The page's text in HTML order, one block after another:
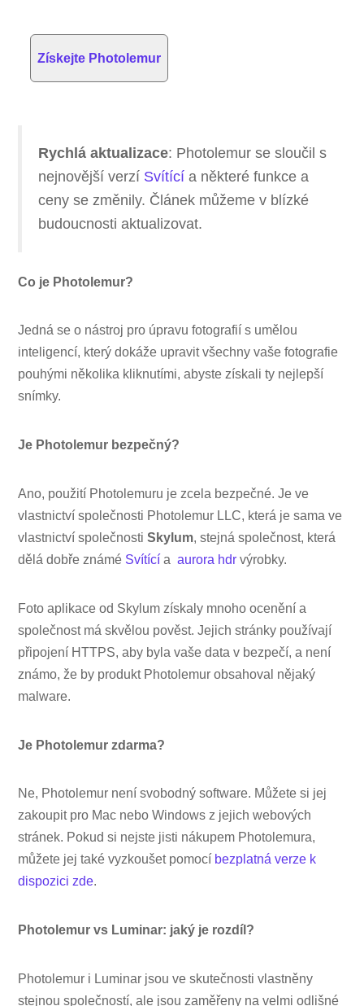
Získejte Photolemur
Rychlá aktualizace: Photolemur se sloučil s
nejnovější verzí Svítící a některé funkce a
ceny se změnily. Článek můžeme v blízké
budoucnosti aktualizovat.
Co je Photolemur?
Jedná se o nástroj pro úpravu fotografií s umělou
inteligencí, který dokáže upravit všechny vaše fotografie
pouhými několika kliknutími, abyste získali ty nejlepší
snímky.
Je Photolemur bezpečný?
Ano, použití Photolemuru je zcela bezpečné. Je ve
vlastnictví společnosti Photolemur LLC, která je sama ve
vlastnictví společnostiSkylum, stejná společnost, která
dělá dobře známé Svítící aaurora hdr výrobky.
Foto aplikace od Skylum získaly mnoho ocenění a
společnost má skvělou pověst. Jejich stránky používají
připojení HTTPS, aby byla vaše data v bezpečí, a není
známo, že by produkt Photolemur obsahoval nějaký
malware.
Je Photolemur zdarma?
Ne, Photolemur není svobodný software. Můžete si jej
zakoupit pro Mac nebo Windows z jejich webových
stránek. Pokud si nejste jisti nákupem Photolemura,
můžete jej také vyzkoušet pomocí bezplatná verze k
dispozici zde.
Photolemur vs Luminar: jaký je rozdíl?
Photolemur i Luminar jsou ve skutečnosti vlastněny
stejnou společností, ale jsou zaměřeny na velmi odlišné